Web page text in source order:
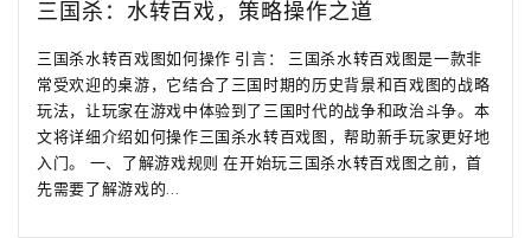
三国杀：水转百戏，策略操作之道
三国杀水转百戏图如何操作 引言： 三国杀水转百戏图是一款非
常受欢迎的桌游，它结合了三国时期的历史背景和百戏图的战略
玩法，让玩家在游戏中体验到了三国时代的战争和政治斗争。本
文将详细介绍如何操作三国杀水转百戏图，帮助新手玩家更好地
入门。 一、了解游戏规则 在开始玩三国杀水转百戏图之前，首
先需要了解游戏的...